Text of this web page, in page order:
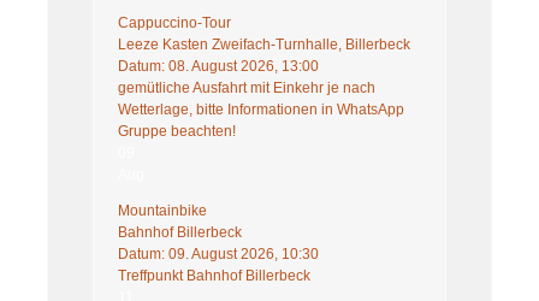
Cappuccino-Tour
Leeze Kasten Zweifach-Turnhalle, Billerbeck
Datum:08. August 2026, 13:00
gemütliche Ausfahrt mit Einkehr je nach
Wetterlage, bitte Informationen in WhatsApp
Gruppe beachten!
Mountainbike
Bahnhof Billerbeck
Datum:09. August 2026, 10:30
Treffpunkt Bahnhof Billerbeck